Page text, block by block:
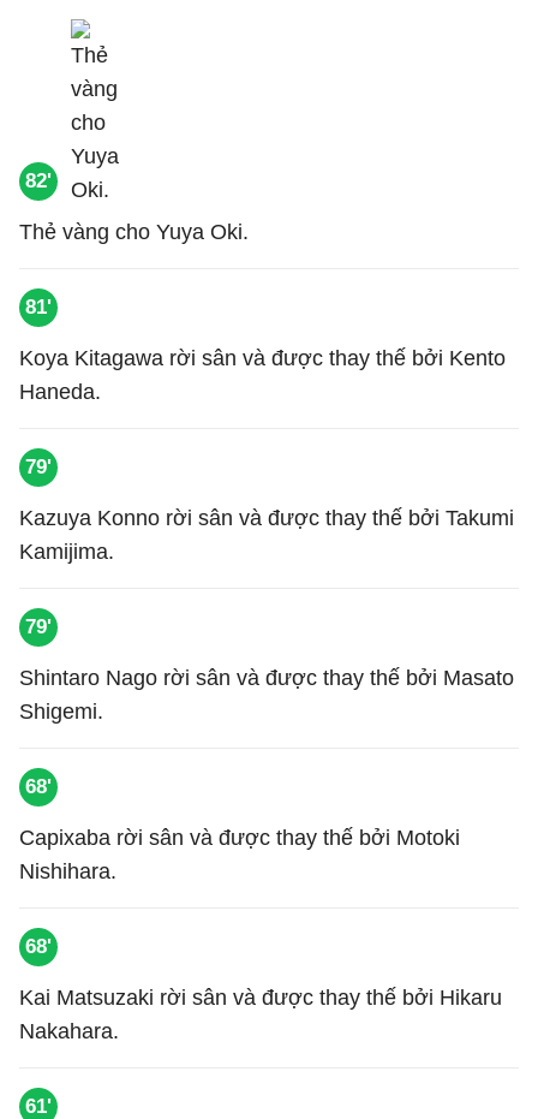
82'
Thẻ vàng cho Yuya Oki.
81'
Koya Kitagawa rời sân và được thay thế bởi Kento
Haneda.
79'
Kazuya Konno rời sân và được thay thế bởi Takumi
Kamijima.
79'
Shintaro Nago rời sân và được thay thế bởi Masato
Shigemi.
68'
Capixaba rời sân và được thay thế bởi Motoki
Nishihara.
68'
Kai Matsuzaki rời sân và được thay thế bởi Hikaru
Nakahara.
61'